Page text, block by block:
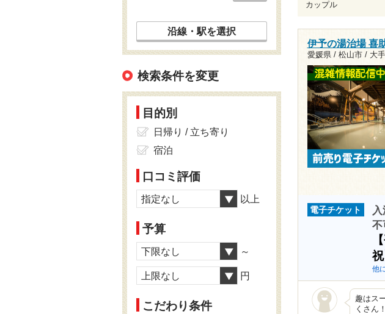
カップル
伊予の湯治場 喜
愛媛県 / 松山市 / 大
電子チケット
不
他
趣はス
くさん
沿線・駅を選択
検索条件を変更
目的別
日帰り / 立ち寄り
宿泊
口コミ評価
指定なし 以上
予算
下限なし ～
上限なし 円
こだわり条件